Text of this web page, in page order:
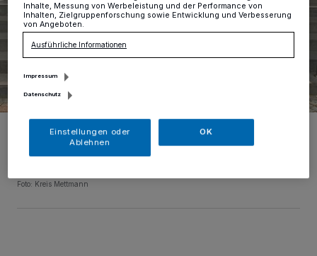
Landrat Thomas Hendele, Gleichstellungsbeauftragte Geertje
Jeschke, Fachberaterin des SKFM Mettmann (die vollständigen
Namen der Berater werden aus Schutzgründen nicht genannt) und
Sandra Leu (stellvertretende Gleichstellungsbeauftragte der
Foto: Kreis Mettmann
Inhalte, Messung von Werbeleistung und der Performance von
Inhalten, Zielgruppenforschung sowie Entwicklung und Verbesserung
von Angeboten.
Ausführliche Informationen
Impressum
Datenschutz
Einstellungen oder
Ablehnen
OK